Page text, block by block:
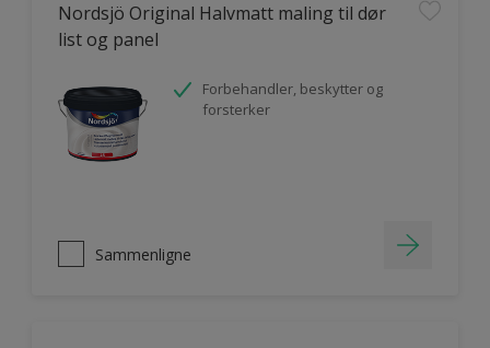
Nordsjö Original Halvmatt maling til dør
list og panel
Forbehandler, beskytter og
forsterker
Sammenligne